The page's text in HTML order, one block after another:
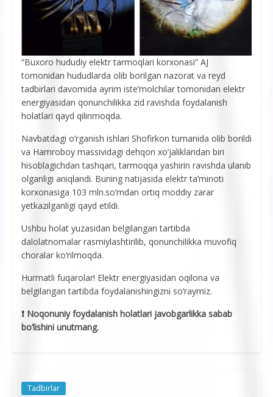
“Buxoro hududiy elektr tarmoqlari korxonasi” AJ
tomonidan hududlarda olib borilgan nazorat va reyd
tadbirlari davomida ayrim iste’molchilar tomonidan elektr
energiyasidan qonunchilikka zid ravishda foydalanish
holatlari qayd qilinmoqda.
Navbatdagi o’rganish ishlari Shofirkon tumanida olib borildi
va Hamroboy massividagi dehqon xo’jaliklaridan biri
hisoblagichdan tashqari, tarmoqqa yashirin ravishda ulanib
olganligi aniqlandi. Buning natijasida elektr ta’minoti
korxonasiga 103 mln.so’mdan ortiq moddiy zarar
yetkazilganligi qayd etildi.
Ushbu holat yuzasidan belgilangan tartibda
dalolatnomalar rasmiylashtirilib, qonunchilikka muvofiq
choralar ko‘rilmoqda.
Hurmatli fuqarolar! Elektr energiyasidan oqilona va
belgilangan tartibda foydalanishingizni so‘raymiz.
❗️ Noqonuniy foydalanish holatlari javobgarlikka sabab
bo‘lishini unutmang.
Tadbirlar